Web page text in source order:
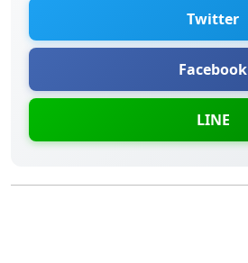
Twitter
Facebook
LINE